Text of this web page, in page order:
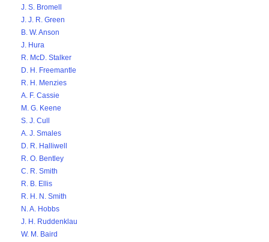
J. S. Bromell
J. J. R. Green
B. W. Anson
J. Hura
R. McD. Stalker
D. H. Freemantle
R. H. Menzies
A. F. Cassie
M. G. Keene
S. J. Cull
A. J. Smales
D. R. Halliwell
R. O. Bentley
C. R. Smith
R. B. Ellis
R. H. N. Smith
N. A. Hobbs
J. H. Ruddenklau
W. M. Baird